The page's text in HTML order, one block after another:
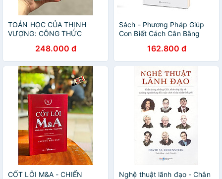
TOÁN HỌC CỦA THỊNH
VƯỢNG: CÔNG THỨC
TÀI CHÍNH - Scott Galloway
- Saigonbooks
248.000 đ
Sách - Phương Pháp Giúp
Con Biết Cách Cân Bằng
Unibooks162.800 đ
CỐT LÕI M&A - CHIẾN
Nghệ thuật lãnh đạo - Chân